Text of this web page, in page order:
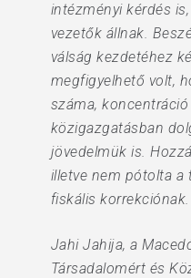
intézményi kérdés
vezetők állnak.
válság kezdetéhez
megfigyelhető volt,
száma,
közigazgatásban
jövedelmük is.
illetve nem pótolta a
fiskális korrekciónak.
Jahi Jahija, a
Társadalomért és